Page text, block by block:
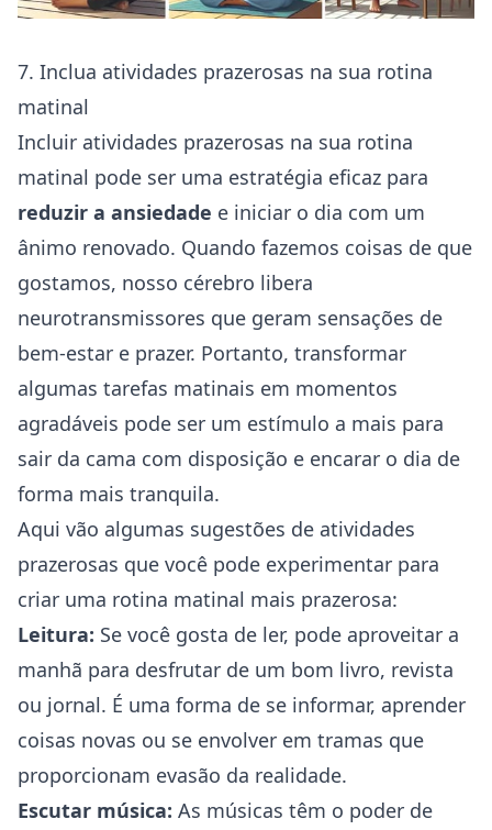
7. Inclua atividades prazerosas na sua rotina
matinal
Incluir atividades prazerosas na sua rotina
matinal pode ser uma estratégia eficaz para
reduzir a ansiedade e iniciar o dia com um
ânimo renovado. Quando fazemos coisas de que
gostamos, nosso cérebro libera
neurotransmissores que geram sensações de
bem-estar e prazer. Portanto, transformar
algumas tarefas matinais em momentos
agradáveis pode ser um estímulo a mais para
sair da cama com disposição e encarar o dia de
forma mais tranquila.
Aqui vão algumas sugestões de atividades
prazerosas que você pode experimentar para
criar uma rotina matinal mais prazerosa:
Leitura: Se você gosta de ler, pode aproveitar a
manhã para desfrutar de um bom livro, revista
ou jornal. É uma forma de se informar, aprender
coisas novas ou se envolver em tramas que
proporcionam evasão da realidade.
Escutar música: As músicas têm o poder de